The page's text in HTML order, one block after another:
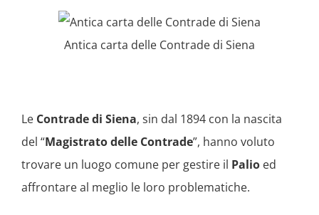
Antica carta delle Contrade di Siena
Le Contrade di Siena, sin dal 1894 con la nascita
del “Magistrato delle Contrade”, hanno voluto
trovare un luogo comune per gestire il Palio ed
affrontare al meglio le loro problematiche.